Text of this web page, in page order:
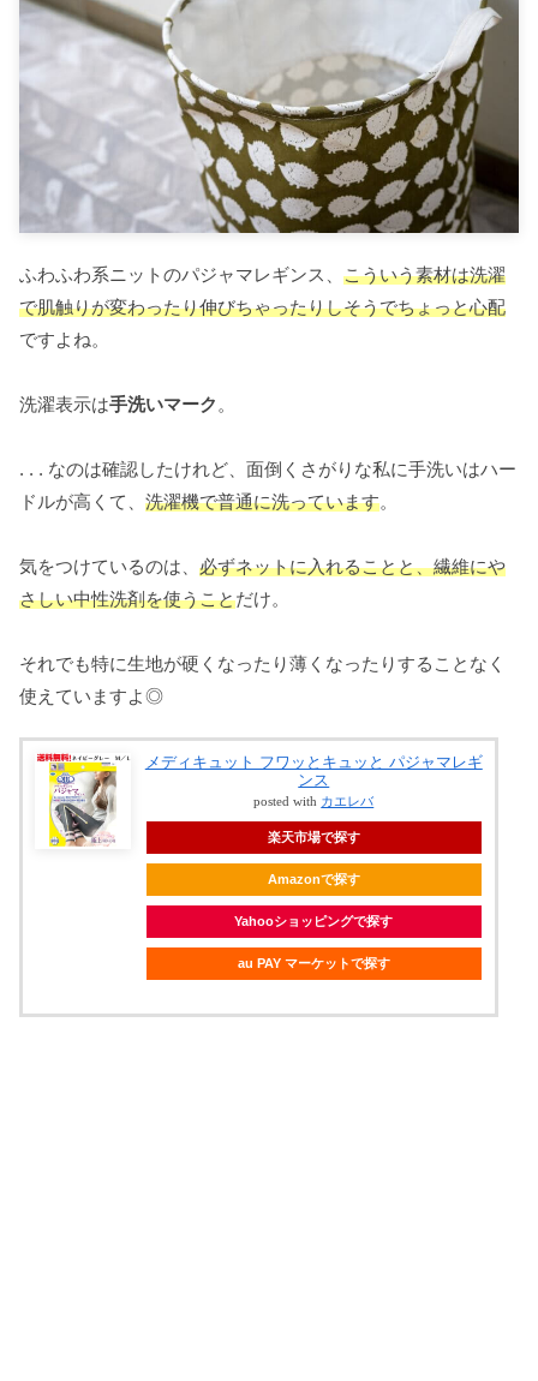
ふわふわ系ニットのパジャマレギンス、 こういう素材は洗濯
で肌触りが変わったり伸びちゃったりしそうでちょっと心配
ですよね。
洗濯表示は手洗いマーク。
. . . なのは確認したけれど、面倒くさがりな私に手洗いはハー
ドルが高くて、 洗濯機で普通に洗っています。
気をつけているのは、 必ずネットに入れることと、繊維にや
さしい中性洗剤を使うことだけ。
それでも特に生地が硬くなったり薄くなったりすることなく
使えていますよ◎
メディキュット フワッとキュッと パジャマレギ
ンス
posted with カエレバ
楽天市場で探す
Amazonで探す
Yahooショッピングで探す
au PAY マーケットで探す